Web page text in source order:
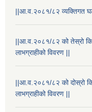
||आ.व.२०८१/८२ व्यक्तिगत
||आ.व.२०८१/८२ को तेस्रो
लाभग्राहीको विवरण ||
||आ.व.२०८१/८२ को दोस्रो
लाभग्राहीको विवरण ||